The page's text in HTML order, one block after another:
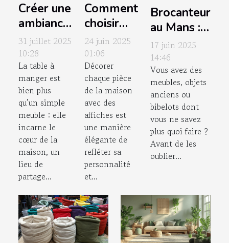
Créer une
ambiance
unique
avec
votre
table à
manger
31 juillet 2025
10:28
La table à
manger est
bien plus
qu’un simple
meuble : elle
incarne le
cœur de la
maison, un
lieu de
partage...
Comment
choisir
des
affiches
pour
chaque
pièce de
la maison
24 juin 2025
01:06
Décorer
chaque pièce
de la maison
avec des
affiches est
une manière
élégante de
refléter sa
personnalité
et...
Brocanteur
au Mans :
Jessy
Jeulin, la
référence
locale !
17 juin 2025
14:46
Vous avez des
meubles, objets
anciens ou
bibelots dont
vous ne savez
plus quoi faire ?
Avant de les
oublier...